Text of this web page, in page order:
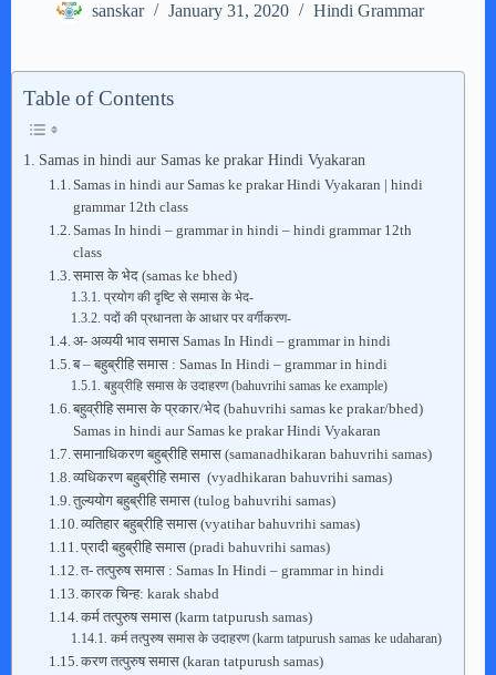
sanskar January 31, 2020 Hindi Grammar
Table of Contents
Samas in hindi aur Samas ke prakar Hindi Vyakaran
Samas in hindi aur Samas ke prakar Hindi Vyakaran | hindi
grammar 12th class
Samas In hindi – grammar in hindi – hindi grammar 12th
class
समास के भेद (samas ke bhed)
प्रयोग की दृष्टि से समास के भेद-
पदों की प्रधानता के आधार पर वर्गीकरण-
अ- अव्ययी भाव समास Samas In Hindi – grammar in hindi
ब – बहुब्रीहि समास : Samas In Hindi – grammar in hindi
बहुव्रीहि समास के उदाहरण (bahuvrihi samas ke example)
बहुव्रीहि समास के प्रकार/भेद (bahuvrihi samas ke prakar/bhed)
Samas in hindi aur Samas ke prakar Hindi Vyakaran
समानाधिकरण बहुब्रीहि समास (samanadhikaran bahuvrihi samas)
व्यधिकरण बहुब्रीहि समास (vyadhikaran bahuvrihi samas)
तुल्ययोग बहुब्रीहि समास (tulog bahuvrihi samas)
व्यतिहार बहुब्रीहि समास (vyatihar bahuvrihi samas)
प्रादी बहुब्रीहि समास (pradi bahuvrihi samas)
त- तत्पुरुष समास : Samas In Hindi – grammar in hindi
कारक चिन्ह: karak shabd
कर्म तत्पुरुष समास (karm tatpurush samas)
कर्म तत्पुरुष समास के उदाहरण (karm tatpurush samas ke udaharan)
करण तत्पुरुष समास (karan tatpurush samas)